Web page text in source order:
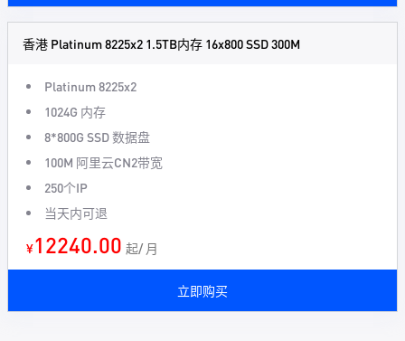
香港 Platinum 8225x2 1.5TB内存 16x800 SSD 300M
Platinum 8225x2
1024G 内存
8*800G SSD 数据盘
100M 阿里云CN2带宽
250个IP
当天内可退
¥12240.00 起/ 月
立即购买